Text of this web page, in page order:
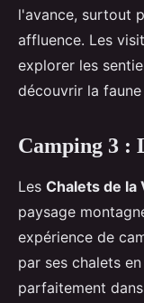
l'avance, surtout
affluence. Les
explorer les
découvrir la
Camping 3 :
Les Chalets de la
paysage
expérience de
par ses chalets
parfaitement